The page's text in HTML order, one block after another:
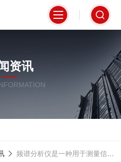
资讯
频谱分析仪是一种用于测量信号频谱特性的仪器